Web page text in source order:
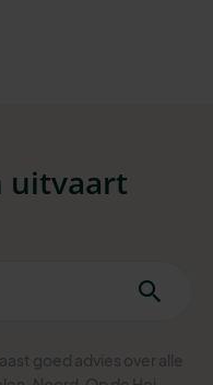
uitvaart